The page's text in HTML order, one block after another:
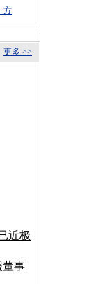
方
更多 >>
近极
董事